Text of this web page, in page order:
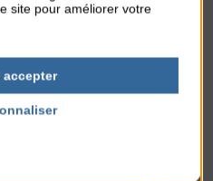
site pour améliorer votre
accepter